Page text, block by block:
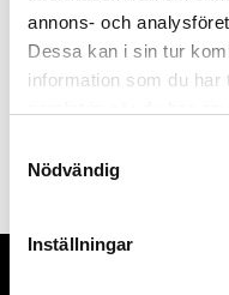
annons- och
Dessa kan i sin tur
information som du har
Nödvändig
Inställningar
SPARA SOM
Artikelnummer: